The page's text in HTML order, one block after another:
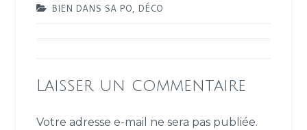
BIEN DANS SA PO, DÉCO
Laisser un commentaire
Votre adresse e-mail ne sera pas publiée.